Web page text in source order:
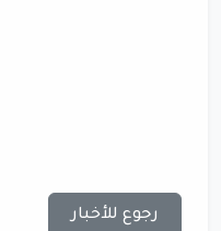
رجوع للأخبار